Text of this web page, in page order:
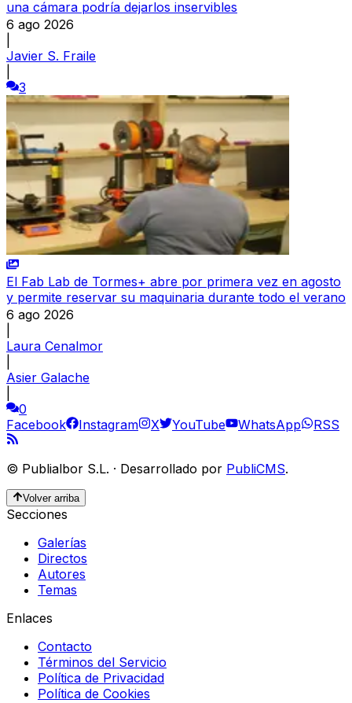
una cámara podría dejarlos inservibles
6 ago 2026
Javier S. Fraile
3
El Fab Lab de Tormes+ abre por primera vez en agosto
y permite reservar su maquinaria durante todo el verano
6 ago 2026
Laura Cenalmor
Asier Galache
0
Facebook
Instagram X YouTube WhatsApp RSS
© Publialbor S.L. · Desarrollado por PubliCMS.
Volver arriba
Secciones
Galerías
Directos
Autores
Temas
Enlaces
Contacto
Términos del Servicio
Política de Privacidad
Política de Cookies